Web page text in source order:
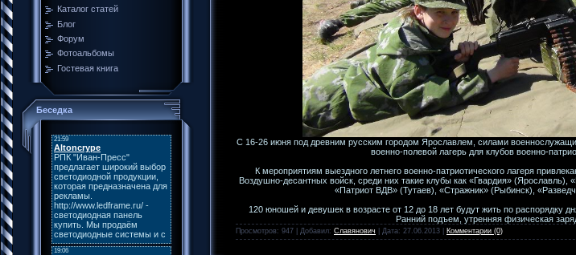
Каталог статей
Блог
Форум
Фотоальбомы
Гостевая книга
Беседка
С 16-26 июня под древним русским городом Ярославлем, силами
военно-полевой лагерь для клубов военно-
К мероприятиям выездного летнего военно-патриотического лагеря
Воздушно-десантных войск, среди них такие клубы как «Гвардия»
«Патриот ВДВ» (Тутаев), «Стражник» (Рыбинск),
120 юношей и девушек в возрасте от 12 до 18 лет будут жить по распорядку
Ранний подъем, утренняя физическая
Просмотров: 947 | Добавил: Славянович | Дата: 27.06.2013 Комментарии (0)